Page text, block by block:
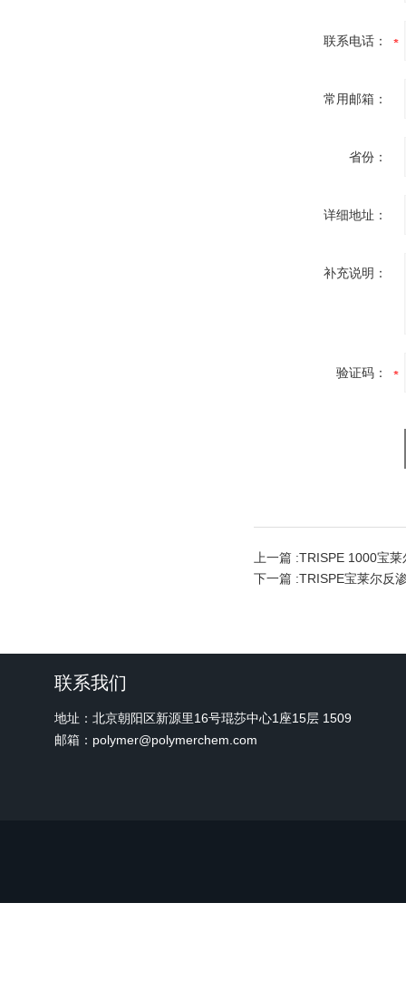
联系电话：
常用邮箱：
省份：
详细地址：
补充说明：
验证码：
上一篇 :TRISPE 1000宝
下一篇 :TRISPE宝莱尔反
联系我们
地址：北京朝阳区新源里16号琨莎中心1座15层 1509
邮箱：polymer@polymerchem.com